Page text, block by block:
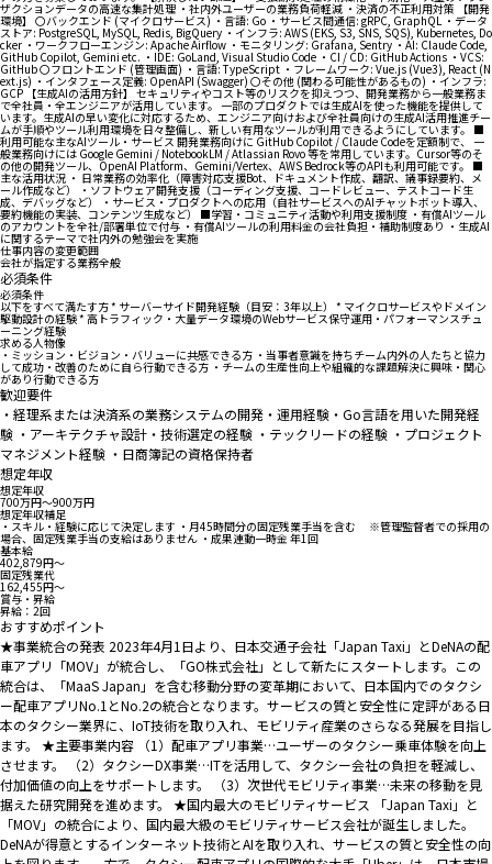
ザクションデータの高速な集計処理 ・社内外ユーザーの業務負荷軽減 ・決済の不正利用対策 【開発
環境】 〇バックエンド (マイクロサービス) ・言語: Go ・サービス間通信: gRPC, GraphQL ・データ
ストア: PostgreSQL, MySQL, Redis, BigQuery ・インフラ: AWS (EKS, S3, SNS, SQS), Kubernetes, Do
cker ・ワークフローエンジン: Apache Airflow ・モニタリング: Grafana, Sentry ・AI: Claude Code,
GitHub Copilot, Gemini etc. ・IDE: GoLand, Visual Studio Code ・CI / CD: GitHub Actions ・VCS:
GitHub 〇フロントエンド (管理画面) ・言語: TypeScript ・フレームワーク: Vue.js (Vue3), React (N
ext.js) ・インタフェース定義: OpenAPI (Swagger) 〇その他 (関わる可能性があるもの) ・インフラ:
GCP 【生成AIの活用方針】 セキュリティやコスト等のリスクを抑えつつ、開発業務から一般業務ま
で全社員・全エンジニアが活用しています。 一部のプロダクトでは生成AIを使った機能を提供して
います。生成AIの早い変化に対応するため、エンジニア向けおよび全社員向けの生成AI活用推進チー
ムが手順やツール利用環境を日々整備し、新しい有用なツールが利用できるようにしています。 ■
利用可能な主なAIツール・サービス 開発業務向けに GitHub Copilot / Claude Codeを定額制で、 一
般業務向けには Google Gemini / NotebookLM / Atlassian Rovo 等を常用しています。Cursor等のそ
の他の開発ツール、OpenAI Platform、Gemini/Vertex、AWS Bedrock等のAPIも利用可能です。 ■
主な活用状況 ・ 日常業務の効率化（障害対応支援Bot、ドキュメント作成、翻訳、議事録要約、メ
ール作成など） ・ソフトウェア開発支援（コーディング支援、コードレビュー、テストコード生
成、デバッグなど） ・サービス・プロダクトへの応用（自社サービスへのAIチャットボット導入、
要約機能の実装、コンテンツ生成など） ■学習・コミュニティ活動や利用支援制度 ・有償AIツール
のアカウントを全社/部署単位で付与 ・有償AIツールの利用料金の会社負担・補助制度あり ・生成AI
に関するテーマで社内外の勉強会を実施
仕事内容の変更範囲
会社が指定する業務全般
必須条件
必須条件
以下をすべて満たす方 * サーバーサイド開発経験（目安：3年以上） * マイクロサービスやドメイン
駆動設計の経験 * 高トラフィック・大量データ環境のWebサービス保守運用・パフォーマンスチュ
ーニング経験
求める人物像
・ミッション・ビジョン・バリューに共感できる方 ・当事者意識を持ちチーム内外の人たちと協力
して成功・改善のために自ら行動できる方 ・チームの生産性向上や組織的な課題解決に興味・関心
があり行動できる方
歓迎要件
・経理系または決済系の業務システムの開発・運用経験・Go言語を用いた開発経
験 ・アーキテクチャ設計・技術選定の経験 ・テックリードの経験 ・プロジェクト
マネジメント経験 ・日商簿記の資格保持者
想定年収
想定年収
700万円〜900万円
想定年収補足
・スキル・経験に応じて決定します ・月45時間分の固定残業手当を含む ※管理監督者での採用の
場合、固定残業手当の支給はありません ・成果連動一時金 年1回
基本給
402,879円〜
固定残業代
162,455円〜
賞与・昇給
昇給：2回
おすすめポイント
★事業統合の発表 2023年4月1日より、日本交通子会社「Japan Taxi」とDeNAの配
車アプリ「MOV」が統合し、「GO株式会社」として新たにスタートします。この
統合は、「MaaS Japan」を含む移動分野の変革期において、日本国内でのタクシ
ー配車アプリNo.1とNo.2の統合となります。サービスの質と安全性に定評がある日
本のタクシー業界に、IoT技術を取り入れ、モビリティ産業のさらなる発展を目指し
ます。 ★主要事業内容 （1）配車アプリ事業…ユーザーのタクシー乗車体験を向上
させます。 （2）タクシーDX事業…ITを活用して、タクシー会社の負担を軽減し、
付加価値の向上をサポートします。 （3）次世代モビリティ事業…未来の移動を見
据えた研究開発を進めます。 ★国内最大のモビリティサービス 「Japan Taxi」と
「MOV」の統合により、国内最大級のモビリティサービス会社が誕生しました。
DeNAが得意とするインターネット技術とAIを取り入れ、サービスの質と安全性の向